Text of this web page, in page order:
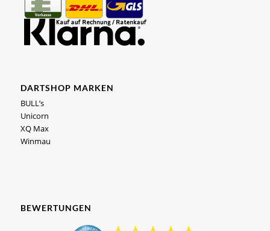
DARTSHOP MARKEN
BULL’s
Unicorn
XQ Max
Winmau
BEWERTUNGEN